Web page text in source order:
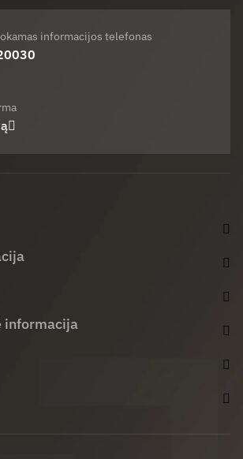
informacijos telefonas
informacija